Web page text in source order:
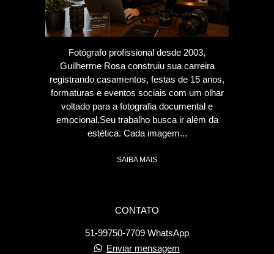
Fotógrafo profissional desde 2003,
Guilherme Rosa construiu sua carreira
registrando casamentos, festas de 15 anos,
formaturas e eventos sociais com um olhar
voltado para a fotografia documental e
emocional.Seu trabalho busca ir além da
estética. Cada imagem...
SAIBA MAIS
CONTATO
51-99750-7709 WhatsApp
Enviar mensagem